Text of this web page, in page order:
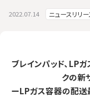
2022.07.14 ニュースリリー
ブレインパッド、LP
クの新
ーLPガス容器の配送